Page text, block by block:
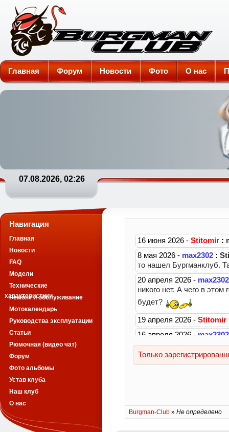
Burgman-Club
Главная Форум Новости Фото О нас
07.08.2026, 02:26
Burgman-Club » Не определено
Навигация
Главная
Новости
FAQ
Модели
Технические
характеристики
Ремонт и обслуживание
Мотокалендарь
Руководства эксплуатации
Статьи
Рюмочная (видео чат)
Форум
Фото альбомы
Устав клуба
Наш клуб
О нас